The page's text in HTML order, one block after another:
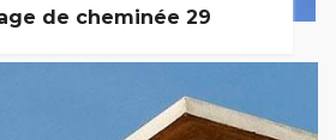
de cheminée 29